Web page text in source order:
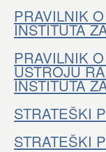
PRAVILNIK
INSTITUTA
PRAVILNIK
USTROJU
INSTITUTA
STRATEŠKI
STRATEŠKI